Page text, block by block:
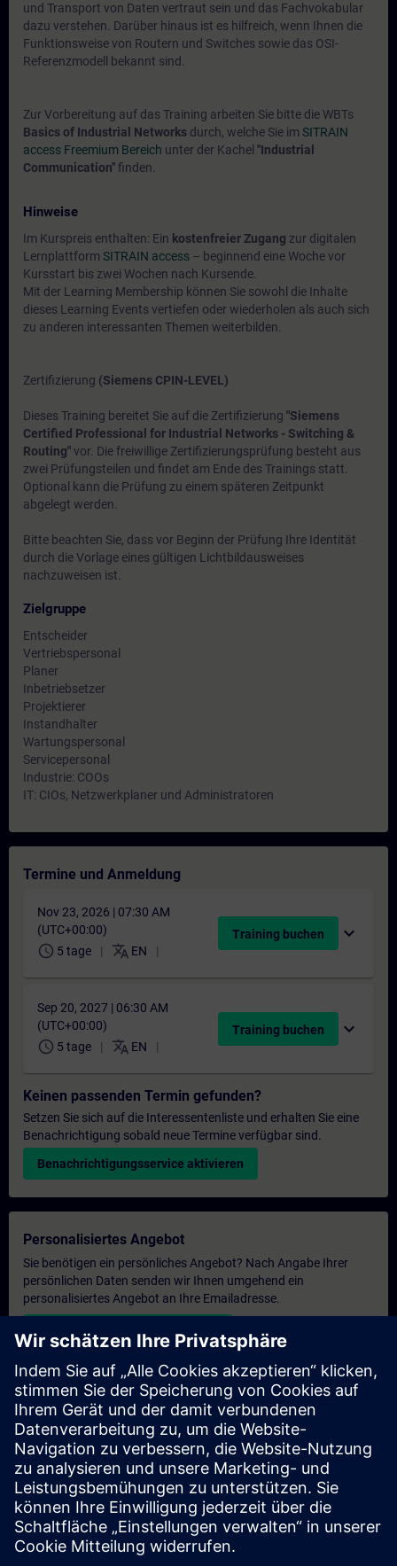
und Transport von Daten vertraut sein und das Fachvokabular
dazu verstehen. Darüber hinaus ist es hilfreich, wenn Ihnen die
Funktionsweise von Routern und Switches sowie das OSI-
Referenzmodell bekannt sind.
Zur Vorbereitung auf das Training arbeiten Sie bitte die WBTs
Basics of Industrial Networks durch, welche Sie im SITRAIN
access Freemium Bereich unter der Kachel "Industrial
Communication"finden.
Hinweise
Im Kurspreis enthalten: Ein kostenfreier Zugang zur digitalen
Lernplattform SITRAIN access – beginnend eine Woche vor
Kursstart bis zwei Wochen nach Kursende.
Mit der Learning Membership können Sie sowohl die Inhalte
dieses Learning Events vertiefen oder wiederholen als auch sich
zu anderen interessanten Themen weiterbilden.
Zertifizierung (Siemens CPIN-LEVEL)
Dieses Training bereitet Sie auf die Zertifizierung "Siemens
Certified Professional for Industrial Networks - Switching &
Routing"vor. Die freiwillige Zertifizierungsprüfung besteht aus
zwei Prüfungsteilen und findet am Ende des Trainings statt.
Optional kann die Prüfung zu einem späteren Zeitpunkt
abgelegt werden.
Bitte beachten Sie, dass vor Beginn der Prüfung Ihre Identität
durch die Vorlage eines gültigen Lichtbildausweises
nachzuweisen ist.
Zielgruppe
Entscheider
Vertriebspersonal
Planer
Inbetriebsetzer
Projektierer
Instandhalter
Wartungspersonal
Servicepersonal
Industrie: COOs
IT: CIOs, Netzwerkplaner und Administratoren
Termine und Anmeldung
Nov 23, 2026 | 07:30 AM
(UTC+00:00)
schedule 5 tage translate EN
Training buchen expand_more
Sep 20, 2027 | 06:30 AM
(UTC+00:00)
schedule 5 tage translate EN
Training buchen expand_more
Keinen passenden Termin gefunden?
Setzen Sie sich auf die Interessentenliste und erhalten Sie eine
Benachrichtigung sobald neue Termine verfügbar sind.
Benachrichtigungsservice aktivieren
Personalisiertes Angebot
Sie benötigen ein persönliches Angebot? Nach Angabe Ihrer
persönlichen Daten senden wir Ihnen umgehend ein
personalisiertes Angebot an Ihre Emailadresse.
Persönliches Angebot zusenden
Anfrage Exklusivtraining
Haben Sie Bedarf an einem höheren Schulungsangebot und
brauchen ein exklusives Training – entweder vor Ort bei Ihnen,
virtuell oder in einem SITRAIN Trainingscenter? Nachdem Sie
uns Ihre persönlichen Daten und Ihren Trainingsbedarf
übermittelt haben, bekommen Sie von uns ein Angebot für eine
exklusive Schulung.
Exklusives Angebot anfragen